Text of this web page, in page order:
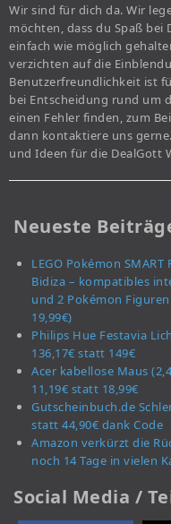
Wir sind für dich da. Wir
möchten, dass du Spaß bei
einfach wie möglich
verzichten auf die
Benutzerfreundlichkeit ist
bei Entscheidung rund um
einen Fehler finden, zum
dann kontaktiere uns
und Ideen für die DealGott
Neueste
LEGO Pokémon
Bidiza – kompatibles
und 2 Pokémon
19,99€)
Philips Hue Festavia
136,17€ statt 149€
Acer kabellose Maus
11,19€ statt 18,99€
Gutscheinbuch.de
statt 44,90€ dank Code
Amazon verkürzt die
noch 14 Tage in vielen
Social Media /